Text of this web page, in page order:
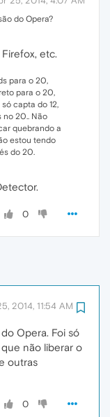
do Opera?
etc.
para o 20,
para o 20,
capta do 12,
no 20.. Não
quebrando a
estou tendo
do 20.
0
2014, 11:54 AM
Opera. Foi só
não liberar o
outras
0